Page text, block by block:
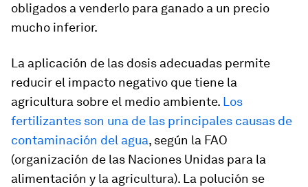
obligados a venderlo para ganado a un precio
mucho inferior.
La aplicación de las dosis adecuadas permite
reducir el impacto negativo que tiene la
agricultura sobre el medio ambiente. Los
fertilizantes son una de las principales causas de
contaminación del agua, según la FAO
(organización de las Naciones Unidas para la
alimentación y la agricultura). La polución se